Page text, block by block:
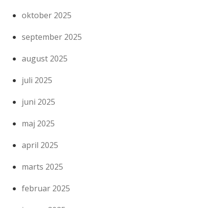
oktober 2025
september 2025
august 2025
juli 2025
juni 2025
maj 2025
april 2025
marts 2025
februar 2025